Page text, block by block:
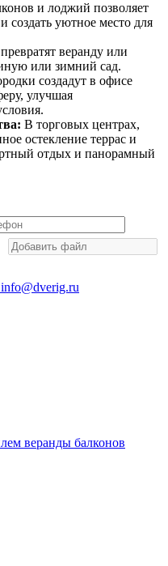
и лоджий позволяет
уютное место для
веранду или
или зимний сад.
создадут в офисе
улучшая
В торговых центрах,
остекление террас и
отдых и панорамный
info@dverig.ru
веранды балконов